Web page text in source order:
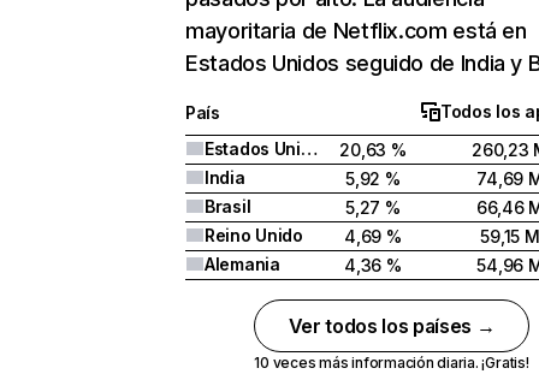
mayoritaria de Netflix.com está en
Estados Unidos seguido de India y
País
Todos los
Estados Unidos
20,63 %
260,23
India
5,92 %
74,69
Brasil
5,27 %
66,46
Reino Unido
4,69 %
59,15 M
Alemania
4,36 % 54,96
Ver todos los países →
10 veces más información diaria. ¡Gratis!